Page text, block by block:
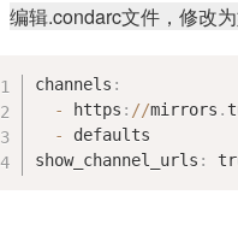
编辑.condarc文件，修改
channels :
-
https : //mirrors .
-
defaults
show_channel_urls :